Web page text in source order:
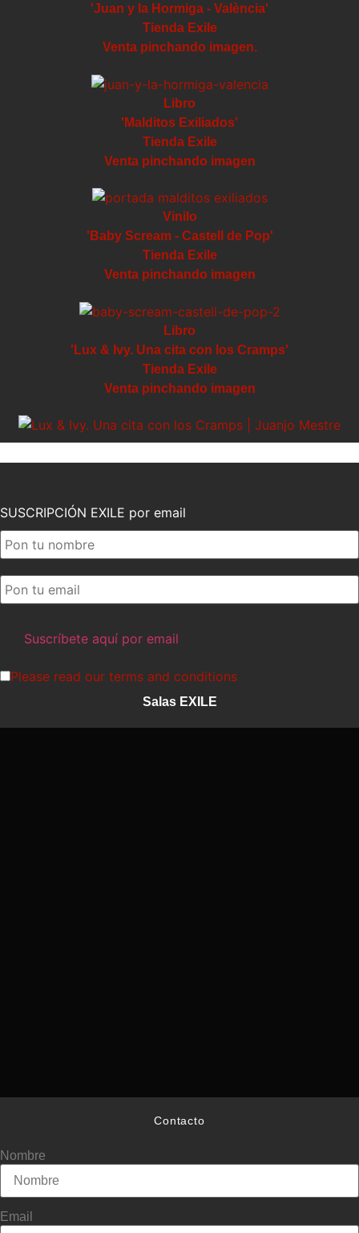
'Juan y la Hormiga - València'
Tienda Exile
Venta pinchando imagen.
Libro
'Malditos Exiliados'
Tienda Exile
Venta pinchando imagen
Vinilo
'Baby Scream - Castell de Pop'
Tienda Exile
Venta pinchando imagen
Libro
'Lux & Ivy. Una cita con los Cramps'
Tienda Exile
Venta pinchando imagen
SUSCRIPCIÓN EXILE por email
Please read our terms and conditions
Salas EXILE
Contacto
Nombre
Email